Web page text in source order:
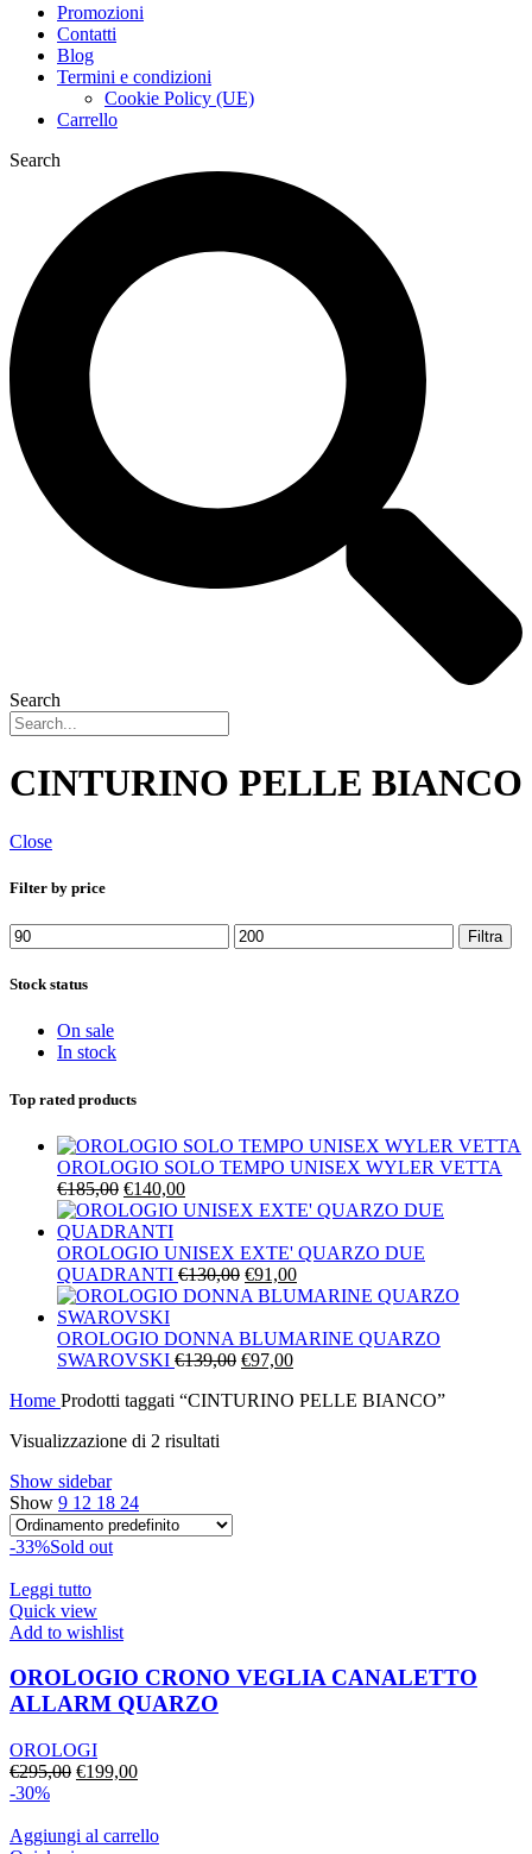
Promozioni
Contatti
Blog
Termini e condizioni
Cookie Policy (UE)
Carrello
Search
Search
CINTURINO PELLE BIANCO
Close
Filter by price
Prezzo
Min
Prezzo
Max
Filtra
Stock status
On sale
In stock
Top rated products
OROLOGIO SOLO TEMPO UNISEX WYLER VETTA
€185,00 Il
prezzo
originale
era:
€185,00.
€140,00Il
prezzo
è:
€140,00.
OROLOGIO UNISEX EXTE' QUARZO DUE
QUADRANTI €130,00 Il
prezzo
era:
€130,00.
€91,00Il
prezzo
è:
OROLOGIO DONNA BLUMARINE QUARZO
SWAROVSKI €139,00 Il
originale
€97,00Il
attuale
Home Prodotti taggati “CINTURINO PELLE BIANCO”
Visualizzazione di 2 risultati
Show sidebar
Show 9 12 18 24
-33%Sold out
Leggi tutto
Quick view
Add to wishlist
OROLOGIO CRONO VEGLIA CANALETTO
ALLARM QUARZO
OROLOGI
€295,00 Il
era:
€199,00Il
è:
-30%
Aggiungi al carrello